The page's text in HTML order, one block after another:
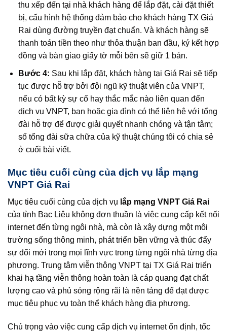
thu xếp đến tại nhà khách hàng để lắp đặt, cài đặt thiết
bị, cấu hình hệ thống đảm bảo cho khách hàng TX Giá
Rai dùng đường truyền đạt chuẩn. Và khách hàng sẽ
thanh toán tiền theo như thỏa thuận ban đầu, ký kết hợp
đồng và bàn giao giấy tờ mỗi bên sẽ giữ 1 bản.
Bước 4: Sau khi lắp đặt, khách hàng tại Giá Rai sẽ tiếp
tục được hỗ trợ bởi đội ngũ kỹ thuật viên của VNPT,
nếu có bất kỳ sự cố hay thắc mắc nào liên quan đến
dịch vụ VNPT, bạn hoặc gia đình có thể liên hệ với tổng
đài hỗ trợ để được giải quyết nhanh chóng và tận tâm;
số tổng đài sữa chữa của kỹ thuật chúng tôi có chia sẻ
ở cuối bài viết.
Mục tiêu cuối cùng của dịch vụ lắp mạng
VNPT Giá Rai
Mục tiêu cuối cùng của dịch vụ lắp mạng VNPT Giá Rai
của tỉnh Bạc Liêu không đơn thuần là việc cung cấp kết nối
internet đến từng ngôi nhà, mà còn là xây dựng một môi
trường sống thông minh, phát triển bền vững và thúc đẩy
sự đổi mới trong mọi lĩnh vực trong từng ngôi nhà từng địa
phương. Trung tâm viễn thông VNPT tại TX Giá Rai triển
khai hạ tầng viễn thông hoàn toàn là cáp quang đạt chất
lượng cao và phủ sóng rộng rãi là nền tảng để đạt được
mục tiêu phục vụ toàn thể khách hàng địa phương.
Chú trọng vào việc cung cấp dịch vụ internet ổn định, tốc